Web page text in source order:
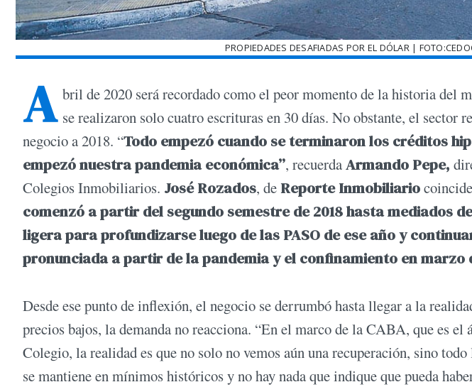
PROPIEDADES DESAFIADAS POR EL DÓLAR |
A bril de 2020 será recordado como el peor momento de la historia del
se realizaron solo cuatro escrituras en 30 días. No obstante, el sector
negocio a 2018. “Todo empezó cuando se terminaron los créditos
empezó nuestra pandemia económica”, recuerdaArmando Pepe,
Colegios Inmobiliarios. José Rozados, de Reporte Inmobiliario
comenzó a partir del segundo semestre de 2018 hasta mediados
ligera para profundizarse luego de las PASO de ese año y
pronunciada a partir de la pandemia y el confinamiento en marzo
Desde ese punto de inflexión, el negocio se derrumbó hasta llegar a la
precios bajos, la demanda no reacciona. “En el marco de la CABA, que es
Colegio, la realidad es que no solo no vemos aún una recuperación, sino
se mantiene en mínimos históricos y no hay nada que indique que pueda